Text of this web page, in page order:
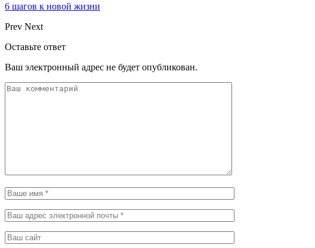
6 шагов к новой жизни
Prev Next
Оставьте ответ
Ваш электронный адрес не будет опубликован.